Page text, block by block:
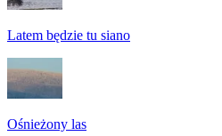
Latem będzie tu siano
Ośnieżony las